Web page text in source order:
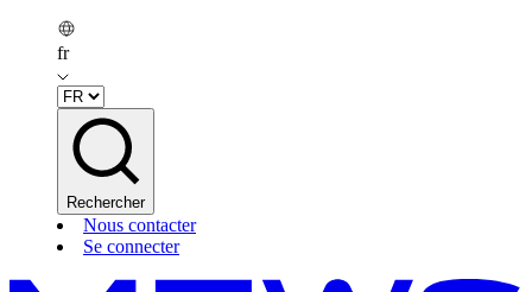
fr
Rechercher
Nous contacter
Se connecter